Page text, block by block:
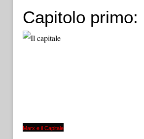
Capitolo
Marx e il Capitale